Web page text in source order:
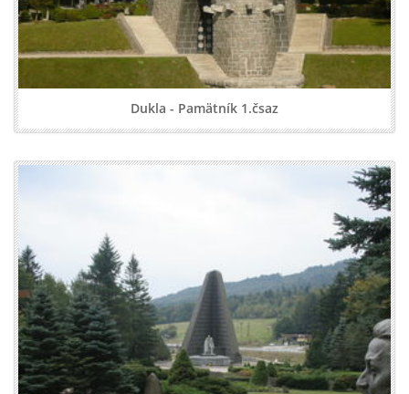
Dukla - Pamätník 1.čsaz